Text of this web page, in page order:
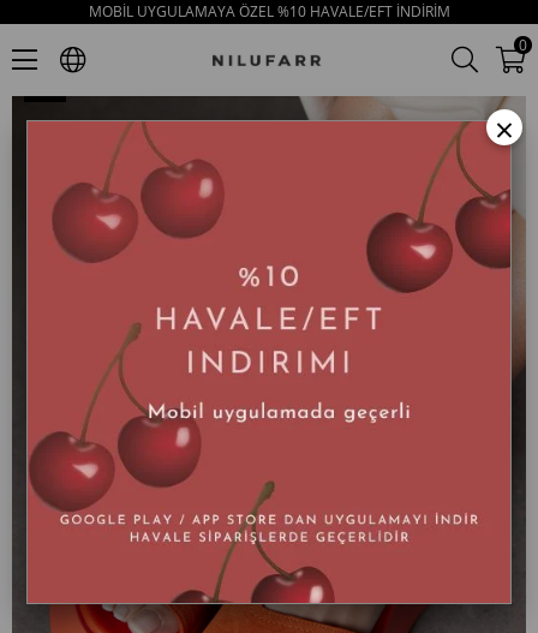
MOBİL UYGULAMAYA ÖZEL %10 HAVALE/EFT İNDİRİM
0
Simba Turuncu Süet Kalın Tabanlı Kadın Sandalet
×